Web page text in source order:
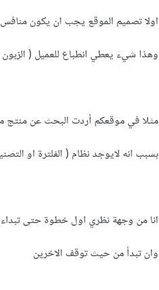
اولا تصميم الموقع يجب ان يكون منافس
وهذا شيء يعطي انطباع للعميل (
مثلا في موقعكم أردت البحث عن منتج
بسبب انه لايوجد نظام ( الفلترة او
انا من وجهة نظري اول خطوة حتى
وان تبدأ من حيث توقف الاخرين